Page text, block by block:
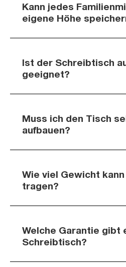
Kann jedes
eigene Höhe
Ist der Schreibtisch
geeignet?
Muss ich den Tisch
aufbauen?
Wie viel Gewicht
tragen?
Welche Garantie gibt
Schreibtisch?